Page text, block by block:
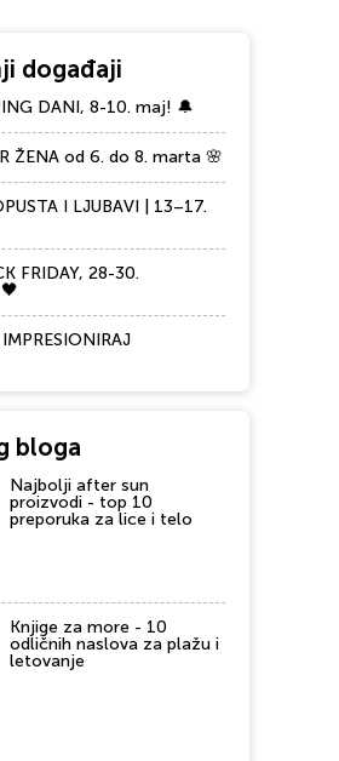
događaji
DANI, 8-10. maj! 🔔
ŽENA od 6. do 8. marta 🌸
I LJUBAVI | 13–17.
FRIDAY, 28-30.
bloga
Najbolji after sun
proizvodi - top 10
preporuka za lice i telo
Knjige za more - 10
odličnih naslova za plažu i
letovanje